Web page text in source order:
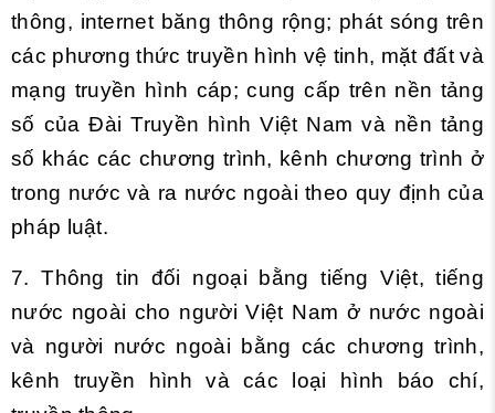
thông, internet băng thông rộng; phát sóng trên
các phương thức truyền hình vệ tinh, mặt đất và
mạng truyền hình cáp; cung cấp trên nền tảng
số của Đài Truyền hình Việt Nam và nền tảng
số khác các chương trình, kênh chương trình ở
trong nước và ra nước ngoài theo quy định của
pháp luật.
7. Thông tin đối ngoại bằng tiếng Việt, tiếng
nước ngoài cho người Việt Nam ở nước ngoài
và người nước ngoài bằng các chương trình,
kênh truyền hình và các loại hình báo chí,